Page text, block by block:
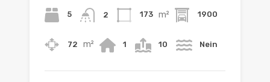
5 2 173 m² 1900
72 m² 1 10 Nein